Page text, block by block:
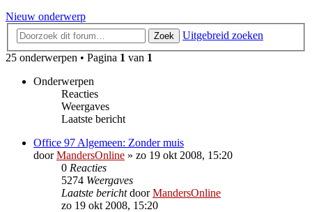
Nieuw onderwerp
Zoek
Uitgebreid zoeken
25 onderwerpen • Pagina 1 van 1
Onderwerpen
Reacties
Weergaves
Laatste bericht
Office 97 Algemeen: Zonder muis
doorMandersOnline » zo 19 okt 2008, 15:20
0 Reacties
5274 Weergaves
Laatste berichtdoorMandersOnline
zo 19 okt 2008, 15:20